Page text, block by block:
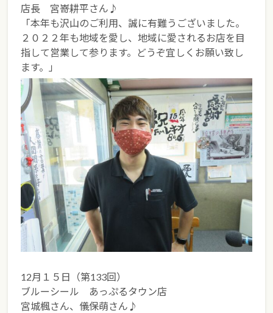
店長 宮嵜耕平さん♪
「本年も沢山のご利用、誠に有難うございました。
２０２２年も地域を愛し、地域に愛されるお店を目
指して営業して参ります。どうぞ宜しくお願い致し
ます。」
12月１５日（第133回）
ブルーシール あっぷるタウン店
宮城楓さん、儀保萌さん♪